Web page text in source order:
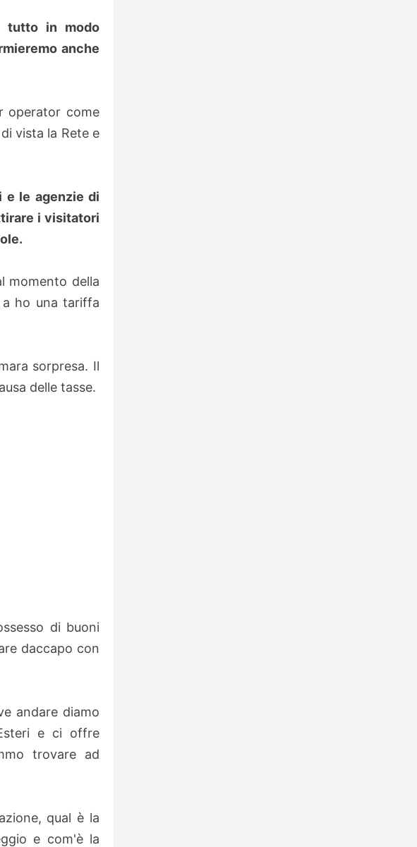
tutto in modo
anche
operator come
vista la Rete e
e le agenzie di
i visitatori
momento della
a ho una tariffa
sorpresa. Il
delle tasse.
di buoni
daccapo con
andare diamo
e ci offre
trovare ad
qual è la
e com'è la